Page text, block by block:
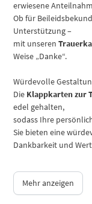
erwiesene
Ob für
Unterstützung –
mit unseren
Weise „Danke“.
Würdevolle
Die Klappkarten zur
edel gehalten,
sodass Ihre
Sie bieten eine
Dankbarkeit und
Mehr anzeigen